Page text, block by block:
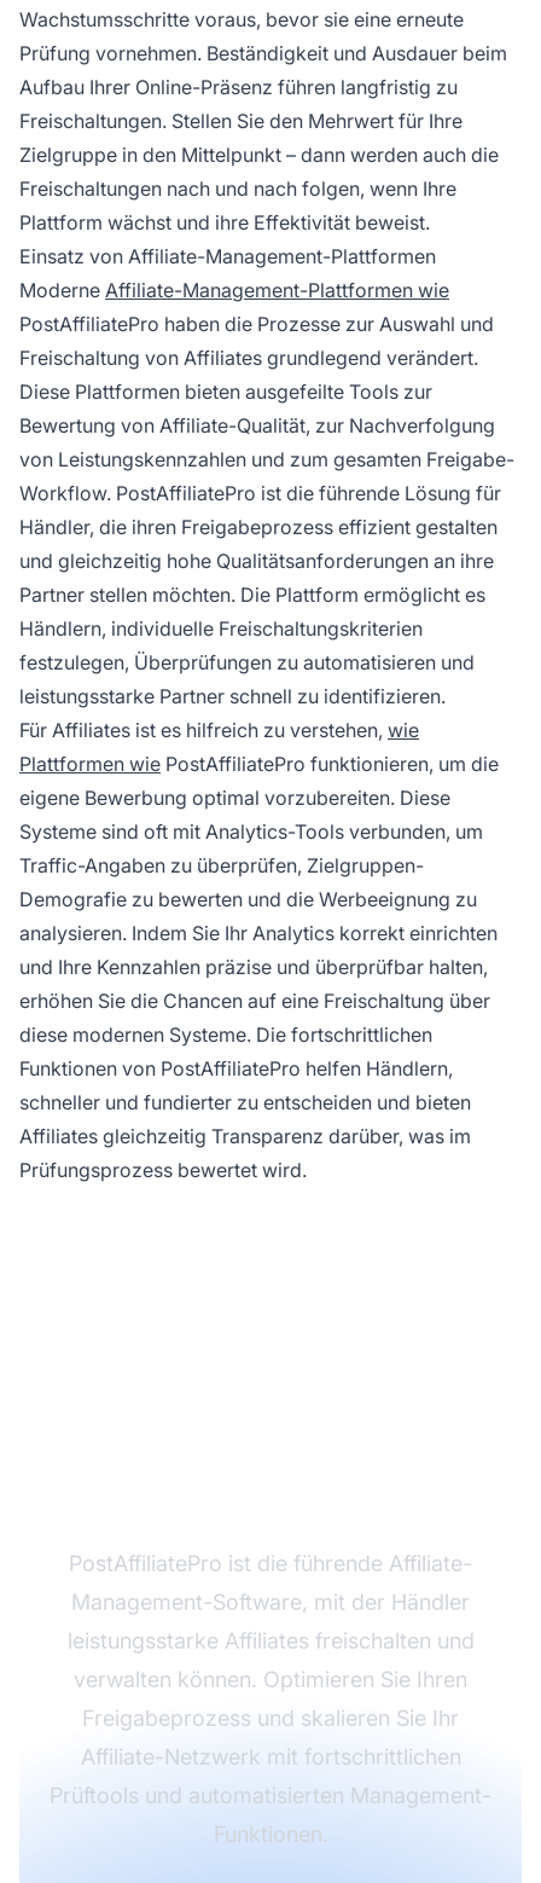
Wachstumsschritte voraus, bevor sie eine erneute
Prüfung vornehmen. Beständigkeit und Ausdauer beim
Aufbau Ihrer Online-Präsenz führen langfristig zu
Freischaltungen. Stellen Sie den Mehrwert für Ihre
Zielgruppe in den Mittelpunkt – dann werden auch die
Freischaltungen nach und nach folgen, wenn Ihre
Plattform wächst und ihre Effektivität beweist.
Einsatz von Affiliate-Management-Plattformen
Moderne Affiliate-Management-Plattformen wie
PostAffiliatePro haben die Prozesse zur Auswahl und
Freischaltung von Affiliates grundlegend verändert.
Diese Plattformen bieten ausgefeilte Tools zur
Bewertung von Affiliate-Qualität, zur Nachverfolgung
von Leistungskennzahlen und zum gesamten Freigabe-
Workflow. PostAffiliatePro ist die führende Lösung für
Händler, die ihren Freigabeprozess effizient gestalten
und gleichzeitig hohe Qualitätsanforderungen an ihre
Partner stellen möchten. Die Plattform ermöglicht es
Händlern, individuelle Freischaltungskriterien
festzulegen, Überprüfungen zu automatisieren und
leistungsstarke Partner schnell zu identifizieren.
Für Affiliates ist es hilfreich zu verstehen, wie
Plattformen wie PostAffiliatePro funktionieren, um die
eigene Bewerbung optimal vorzubereiten. Diese
Systeme sind oft mit Analytics-Tools verbunden, um
Traffic-Angaben zu überprüfen, Zielgruppen-
Demografie zu bewerten und die Werbeeignung zu
analysieren. Indem Sie Ihr Analytics korrekt einrichten
und Ihre Kennzahlen präzise und überprüfbar halten,
erhöhen Sie die Chancen auf eine Freischaltung über
diese modernen Systeme. Die fortschrittlichen
Funktionen von PostAffiliatePro helfen Händlern,
schneller und fundierter zu entscheiden und bieten
Affiliates gleichzeitig Transparenz darüber, was im
Prüfungsprozess bewertet wird.
PostAffiliatePro ist die führende Affiliate-
Management-Software, mit der Händler
leistungsstarke Affiliates freischalten und
verwalten können. Optimieren Sie Ihren
Freigabeprozess und skalieren Sie Ihr
Affiliate-Netzwerk mit fortschrittlichen
Prüftools und automatisierten Management-
Funktionen.